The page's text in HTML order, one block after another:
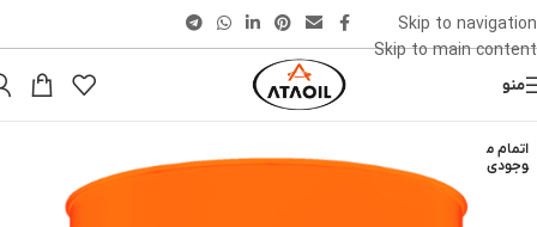
Skip to navigation
Skip to main content
منو
اتمام م
وجودی